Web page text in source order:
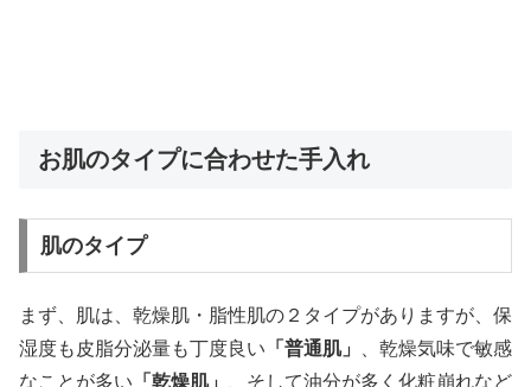
お肌のタイプに合わせた手入れ
肌のタイプ
まず、肌は、乾燥肌・脂性肌の２タイプがありますが、保
湿度も皮脂分泌量も丁度良い 「普通肌」
、乾燥気味で敏感
なことが多い 「乾燥肌」
、そして油分が多く化粧崩れなど